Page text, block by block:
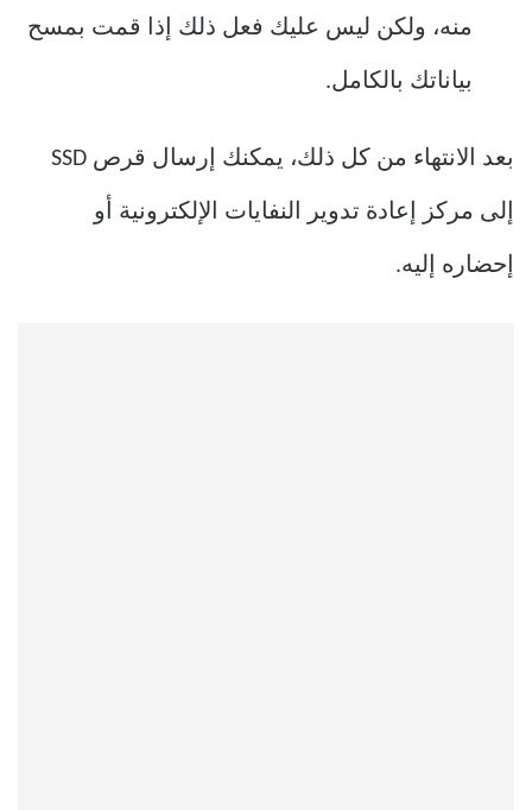
منه، ولكن ليس عليك فعل ذلك إذا قمت بمسح
بياناتك بالكامل.
بعد الانتهاء من كل ذلك، يمكنك إرسال قرص SSD
إلى مركز إعادة تدوير النفايات الإلكترونية أو
إحضاره إليه.